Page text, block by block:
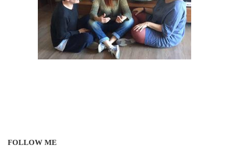
FOLLOW ME